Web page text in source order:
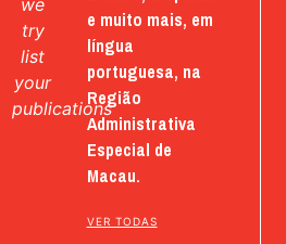
we
try
list
your
publications
e muito mais, em
língua
portuguesa, na
Região
Administrativa
Especial de
Macau.
VER TODAS